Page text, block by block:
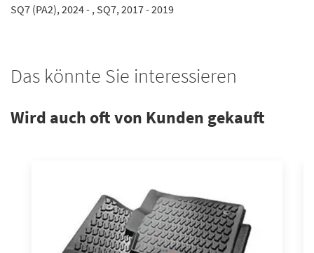
SQ7 (PA2), 2024 - , SQ7, 2017 - 2019
Das könnte Sie interessieren
Wird auch oft von Kunden gekauft